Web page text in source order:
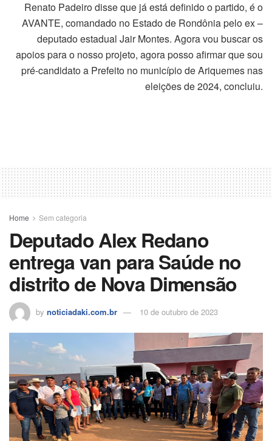
Renato Padeiro disse que já está definido o partido, é o
AVANTE, comandado no Estado de Rondônia pelo ex –
deputado estadual Jair Montes. Agora vou buscar os
apoios para o nosso projeto, agora posso afirmar que sou
pré-candidato a Prefeito no município de Ariquemes nas
eleições de 2024, concluiu.
Home Sem categoria
Deputado Alex Redano
entrega van para Saúde no
distrito de Nova Dimensão
by noticiadaki.com.br 10 de outubro de 2023